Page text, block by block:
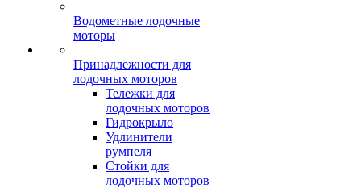
Водометные лодочные
моторы
Принадлежности для
лодочных моторов
Тележки для
лодочных моторов
Гидрокрыло
Удлинители
румпеля
Стойки для
лодочных моторов